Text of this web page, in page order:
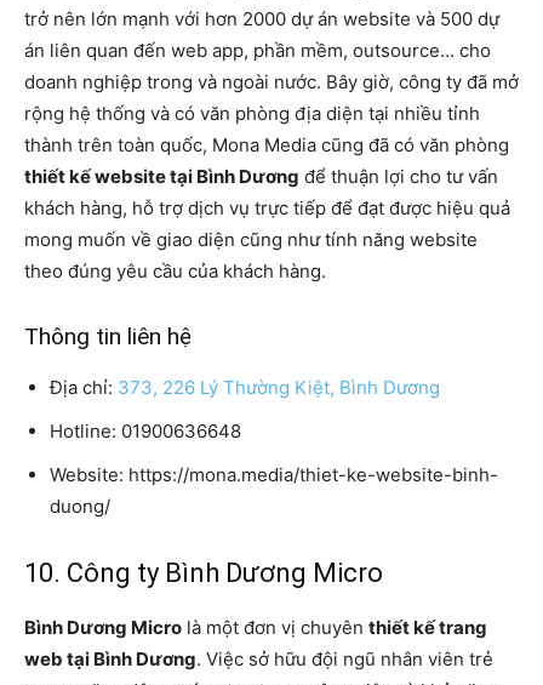
trở nên lớn mạnh với hơn 2000 dự án website và 500 dự
án liên quan đến web app, phần mềm, outsource… cho
doanh nghiệp trong và ngoài nước. Bây giờ, công ty đã mở
rộng hệ thống và có văn phòng địa diện tại nhiều tỉnh
thành trên toàn quốc, Mona Media cũng đã có văn phòng
thiết kế website tại Bình Dương để thuận lợi cho tư vấn
khách hàng, hỗ trợ dịch vụ trực tiếp để đạt được hiệu quả
mong muốn về giao diện cũng như tính năng website
theo đúng yêu cầu của khách hàng.
Thông tin liên hệ
Địa chỉ: 373, 226 Lý Thường Kiệt, Bình Dương
Hotline: 01900636648
Website: https://mona.media/thiet-ke-website-binh-
duong/
10. Công ty Bình Dương Micro
Bình Dương Micro là một đơn vị chuyên thiết kế trang
web tại Bình Dương. Việc sở hữu đội ngũ nhân viên trẻ